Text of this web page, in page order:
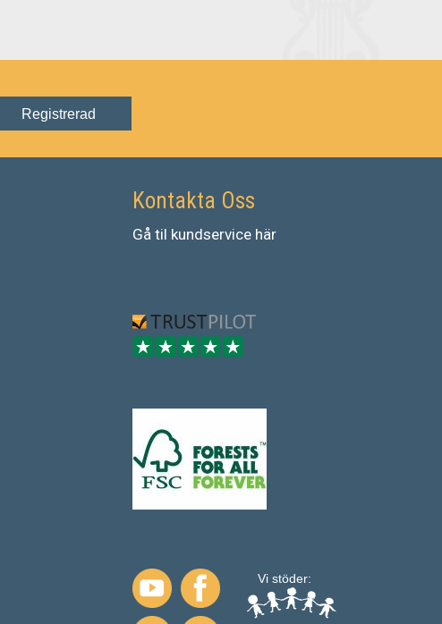
Registrerad
Kontakta Oss
Gå til kundservice här
Vi stöder: